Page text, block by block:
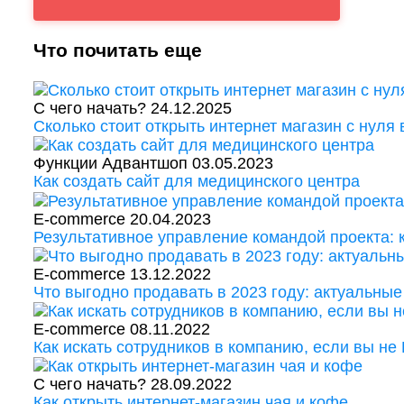
Что почитать еще
С чего начать? 24.12.2025
Сколько стоит открыть интернет магазин с нуля
Функции Адвантшоп 03.05.2023
Как создать сайт для медицинского центра
E-commerce 20.04.2023
Результативное управление командой
E-commerce 13.12.2022
Что выгодно продавать в 2023 году:
E-commerce 08.11.2022
Как искать сотрудников в компанию, если вы не
С чего начать? 28.09.2022